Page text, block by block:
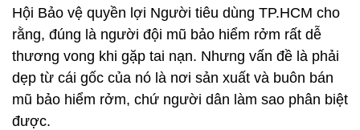
Hội Bảo vệ quyền lợi Người tiêu dùng TP.HCM cho
rằng, đúng là người đội mũ bảo hiểm rởm rất dễ
thương vong khi gặp tai nạn. Nhưng vấn đề là phải
dẹp từ cái gốc của nó là nơi sản xuất và buôn bán
mũ bảo hiểm rởm, chứ người dân làm sao phân biệt
được.